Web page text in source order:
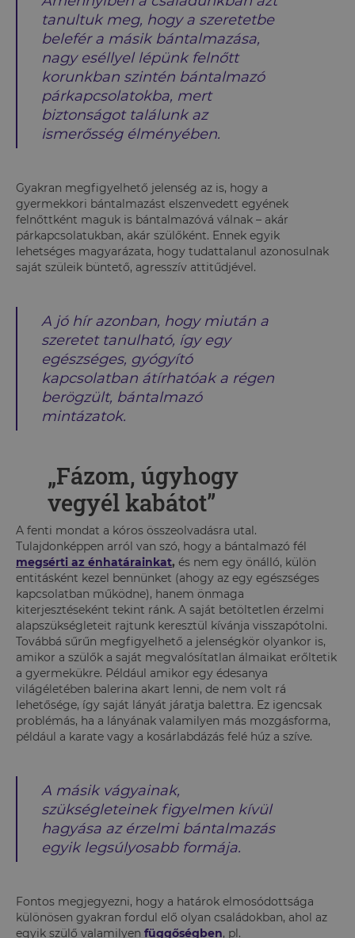
tanultuk meg, hogy a szeretetbe
belefér a másik bántalmazása,
nagy eséllyel lépünk felnőtt
korunkban szintén bántalmazó
párkapcsolatokba, mert
biztonságot találunk az
ismerősség élményében.
Gyakran megfigyelhető jelenség az is, hogy a
gyermekkori bántalmazást elszenvedett egyének
felnőttként maguk is bántalmazóvá válnak – akár
párkapcsolatukban, akár szülőként. Ennek egyik
lehetséges magyarázata, hogy tudattalanul azonosulnak
saját szüleik büntető, agresszív attitűdjével.
A jó hír azonban, hogy miután a
szeretet tanulható, így egy
egészséges, gyógyító
kapcsolatban átírhatóak a régen
berögzült, bántalmazó
mintázatok.
„Fázom, úgyhogy
vegyél kabátot”
A fenti mondat a kóros összeolvadásra utal.
Tulajdonképpen arról van szó, hogy a bántalmazó fél
megsérti az énhatárainkat, és nem egy önálló, külön
entitásként kezel bennünket (ahogy az egy egészséges
kapcsolatban működne), hanem önmaga
kiterjesztéseként tekint ránk. A saját betöltetlen érzelmi
alapszükségleteit rajtunk keresztül kívánja visszapótolni.
Továbbá sűrűn megfigyelhető a jelenségkör olyankor is,
amikor a szülők a saját megvalósítatlan álmaikat erőltetik
a gyermekükre. Például amikor egy édesanya
világéletében balerina akart lenni, de nem volt rá
lehetősége, így saját lányát járatja balettra. Ez igencsak
problémás, ha a lányának valamilyen más mozgásforma,
például a karate vagy a kosárlabdázás felé húz a szíve.
A másik vágyainak,
szükségleteinek figyelmen kívül
hagyása az érzelmi bántalmazás
egyik legsúlyosabb formája.
Fontos megjegyezni, hogy a határok elmosódottsága
különösen gyakran fordul elő olyan családokban, ahol az
egyik szülő valamilyen függőségben, pl.